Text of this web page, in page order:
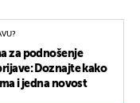
za podnošenje
Doznajte kako
i jedna novost